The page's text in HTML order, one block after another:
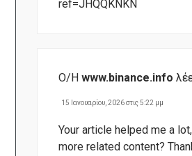
ref=JHQQKNKN
Ο/Ηwww.binance.info
15 Ιανουαρίου, 2026 στις 5:22 μμ
Your article helped me a
more related content?